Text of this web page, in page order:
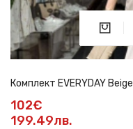
Комплект EVERYDAY Beige
102€
199.49лв.